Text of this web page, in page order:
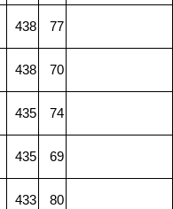
438 77
438 70
435 74
435 69
433 80